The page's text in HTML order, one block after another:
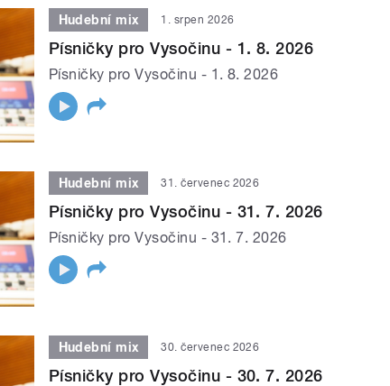
Hudební mix 1. srpen 2026
Písničky pro Vysočinu - 1. 8. 2026
Písničky pro Vysočinu - 1. 8. 2026
Hudební mix 31. červenec 2026
Písničky pro Vysočinu - 31. 7. 2026
Písničky pro Vysočinu - 31. 7. 2026
Hudební mix 30. červenec 2026
Písničky pro Vysočinu - 30. 7. 2026